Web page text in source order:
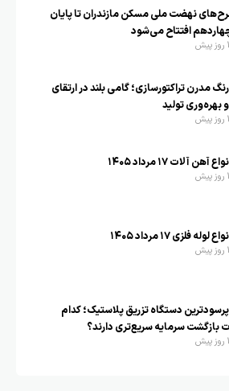
نهضت ملی مسکن مازندران تا پایان
افتتاح می‌شود
1 روز پیش
مدرن تراکتورسازی؛ گامی بلند در ارتقای
بهره‌وری تولید
1 روز پیش
آلات ۱۷ مرداد ۱۴۰۵
1 روز پیش
فلزی ۱۷ مرداد ۱۴۰۵
1 روز پیش
دستگاه تزریق پلاستیک؛ کدام
بازگشت سرمایه سریع‌تری دارند؟
1 روز پیش